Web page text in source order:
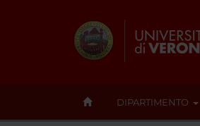
DIPARTIMENTO